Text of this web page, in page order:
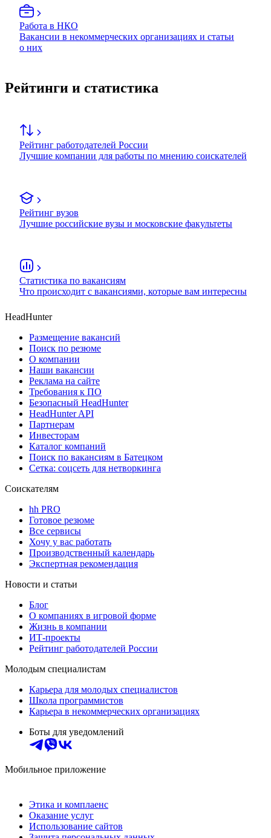
Работа в НКО
Вакансии в некоммерческих организациях и статьи
о них
Рейтинги и статистика
Рейтинг работодателей России
Лучшие компании для работы по мнению соискателей
Рейтинг вузов
Лучшие российские вузы и московские факультеты
Статистика по вакансиям
Что происходит с вакансиями, которые вам интересны
HeadHunter
Размещение вакансий
Поиск по резюме
О компании
Наши вакансии
Реклама на сайте
Требования к ПО
Безопасный HeadHunter
HeadHunter API
Партнерам
Инвесторам
Каталог компаний
Поиск по вакансиям в Батецком
Сетка: соцсеть для нетворкинга
Соискателям
hh PRO
Готовое резюме
Все сервисы
Хочу у вас работать
Производственный календарь
Экспертная рекомендация
Новости и статьи
Блог
О компаниях в игровой форме
Жизнь в компании
ИТ-проекты
Рейтинг работодателей России
Молодым специалистам
Карьера для молодых специалистов
Школа программистов
Карьера в некоммерческих организациях
Боты для уведомлений
Мобильное приложение
Этика и комплаенс
Оказание услуг
Использование сайтов